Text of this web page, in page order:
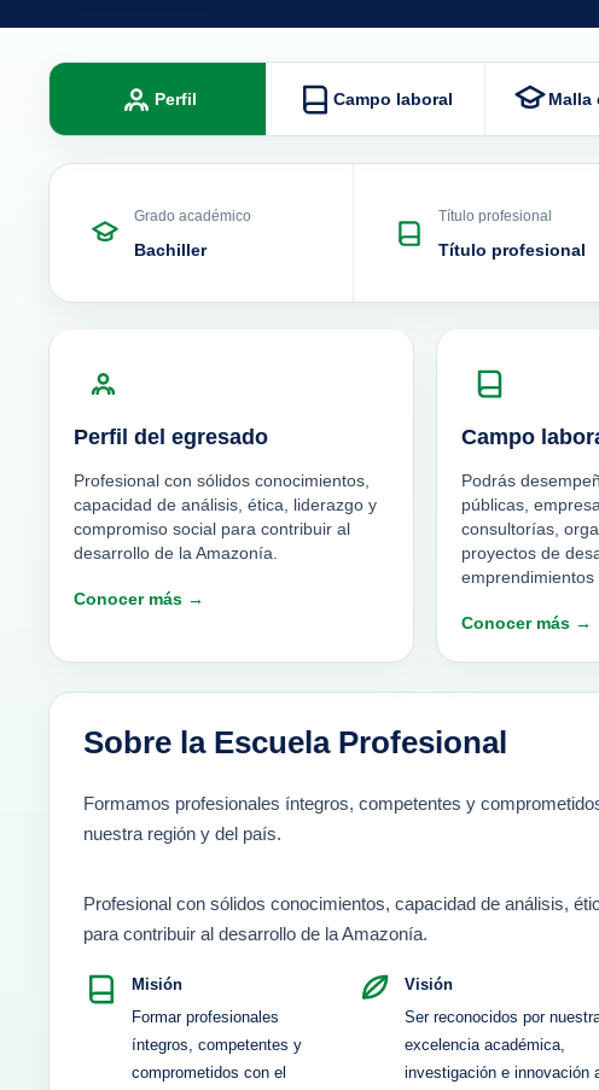
Perfil Campo laboral Malla
Grado académico
Bachiller
Título profesional
Título profesional
Perfil del egresado
Profesional con sólidos conocimientos,
capacidad de análisis, ética, liderazgo y
compromiso social para contribuir al
desarrollo de la Amazonía.
Conocer más →
Campo
Podrás
públicas,
consultorías,
proyectos de
emprendimientos
Conocer más →
Sobre la Escuela Profesional
Formamos profesionales íntegros, competentes y
nuestra región y del país.
Profesional con sólidos conocimientos, capacidad de análisis,
para contribuir al desarrollo de la Amazonía.
Misión
Formar profesionales
íntegros, competentes y
comprometidos con el
Visión
Ser reconocidos por
excelencia académica,
investigación e innovación